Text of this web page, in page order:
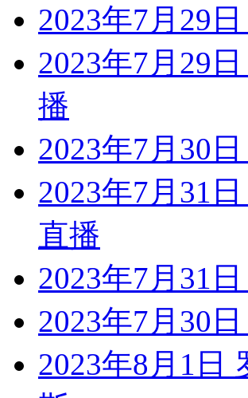
2023年7月29
2023年7月29
播
2023年7月30
2023年7月31
直播
2023年7月31
2023年7月30
2023年8月1日